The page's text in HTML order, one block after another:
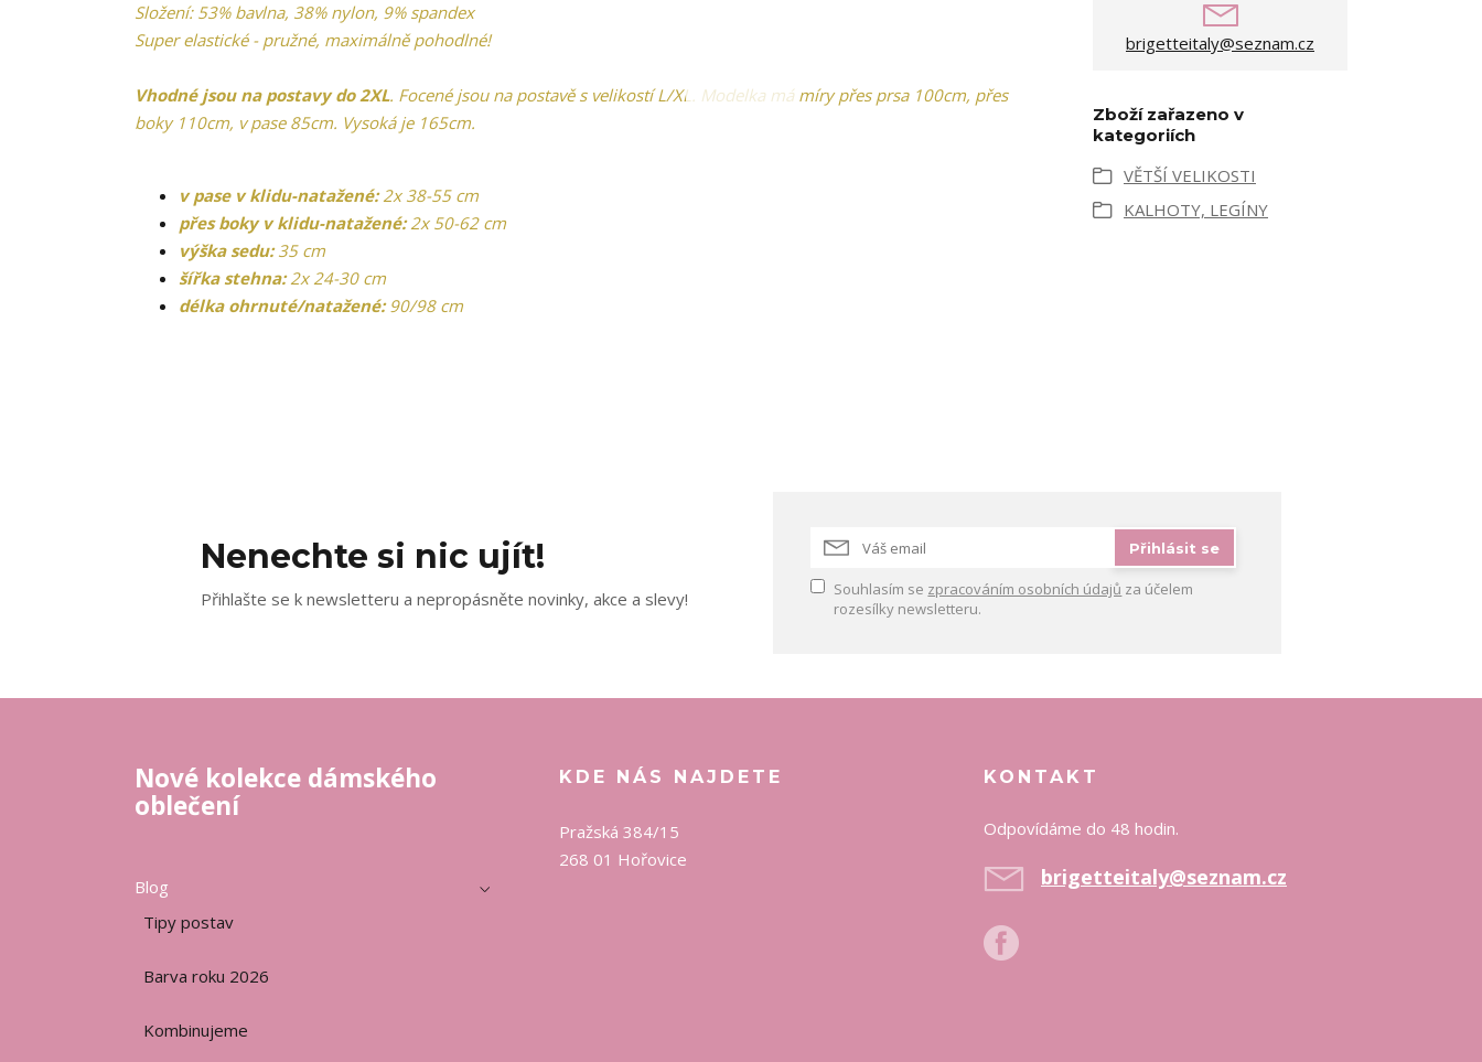
Složení: 53% bavlna, 38% nylon, 9% spandex
Super elastické - pružné, maximálně pohodlné!
Vhodné jsou na postavy do 2XL. Focené jsou na postavě s velikostí L/XL. Modelka má míry přes prsa 100cm, přes
boky 110cm, v pase 85cm. Vysoká je 165cm.
v pase v klidu-natažené:2x 38-55 cm
přes boky v klidu-natažené:2x 50-62 cm
výška sedu:35 cm
šířka stehna:2x 24-30 cm
délka ohrnuté/natažené:90/98 cm
brigetteitaly@seznam.cz
Zboží zařazeno v
kategoriích
VĚTŠÍ VELIKOSTI
KALHOTY, LEGÍNY
Nenechte si nic ujít!
Přihlašte se k newsletteru a nepropásněte novinky, akce a slevy!
Přihlásit se
Souhlasím se zpracováním osobních údajů za účelem
rozesílky newsletteru.
Nové kolekce dámského
oblečení
Blog
Tipy postav
Barva roku 2026
Kombinujeme
KDE NÁS NAJDETE
Pražská 384/15
268 01 Hořovice
KONTAKT
Odpovídáme do 48 hodin.
brigetteitaly@seznam.cz